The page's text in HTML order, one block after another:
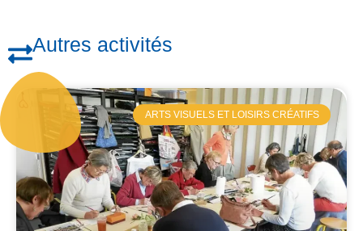
Autres activités
ARTS VISUELS ET LOISIRS CRÉATIFS